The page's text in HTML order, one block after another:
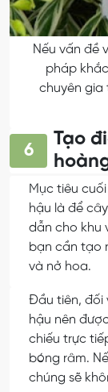
Nếu vấn đề
pháp
chuyên gia
6
Tạo
Mục tiêu
hậu là để
dẫn cho khu
bạn cần tạo
và nở hoa.
Đầu tiên, đối
hậu nên
chiếu trực
bóng râm.
chúng sẽ